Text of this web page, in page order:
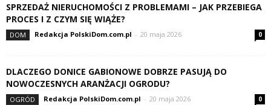
SPRZEDAŻ NIERUCHOMOŚCI Z PROBLEMAMI – JAK PRZEBIEGA
PROCES I Z CZYM SIĘ WIĄŻE?
DOM Redakcja PolskiDom.com.pl - 20 maja 2026 0
DLACZEGO DONICE GABIONOWE DOBRZE PASUJĄ DO
NOWOCZESNYCH ARANŻACJI OGRODU?
OGRÓD Redakcja PolskiDom.com.pl - 20 maja 2026 0